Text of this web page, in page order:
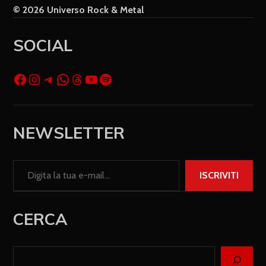
© 2026 Universo Rock & Metal
SOCIAL
NEWSLETTER
ISCRIVITI
CERCA